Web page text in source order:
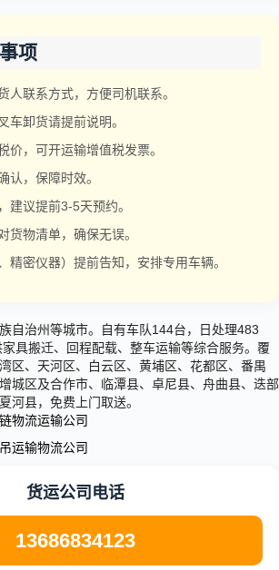
项
人联系方式，方便司机联系。
车卸货请提前说明。
价，可开运输增值税发票。
认，保障时效。
建议提前3-5天预约。
货物清单，确保无误。
精密仪器）提前告知，安排专用车辆。
自治州等城市。自有车队144台，日处理483
具搬迁、回程配载、整车运输等综合服务。覆
区、天河区、白云区、黄埔区、花都区、番禺
城区及合作市、临潭县、卓尼县、舟曲县、迭部
河县，免费上门取送。
物流运输公司
运输物流公司
货运公司电话
13686834123